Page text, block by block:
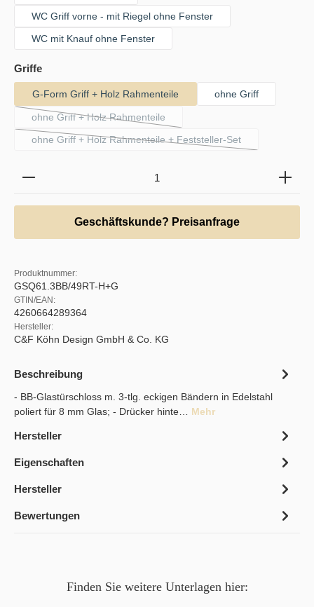
WC Griff vorne - mit Riegel ohne Fenster
WC mit Knauf ohne Fenster
Griffeauswählen
G-Form Griff + Holz Rahmenteile ohne Griff
ohne Griff + Holz Rahmenteile
(Diese Option ist zurzeit nicht verfügbar.)
ohne Griff + Holz Rahmenteile + Feststeller-Set
(Diese Option ist zurzeit nicht verfügbar.)
Produkt Anzahl: Gib den gewünschten Wert ein
Geschäftskunde? Preisanfrage
Produktnummer:
GSQ61.3BB/49RT-H+G
GTIN/EAN:
4260664289364
Hersteller:
C&F Köhn Design GmbH & Co. KG
Beschreibung
- BB-Glastürschloss m. 3-tlg. eckigen Bändern in Edelstahl
poliert für 8 mm Glas; - Drücker hinte… Mehr
Hersteller
Eigenschaften
Hersteller
Bewertungen
Finden Sie weitere Unterlagen hier: